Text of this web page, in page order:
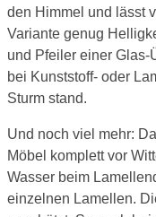
den Himmel und lässt
Variante genug
und Pfeiler einer
bei Kunststoff- oder
Sturm stand.
Und noch viel mehr:
Möbel komplett vor
Wasser beim
einzelnen Lamellen.